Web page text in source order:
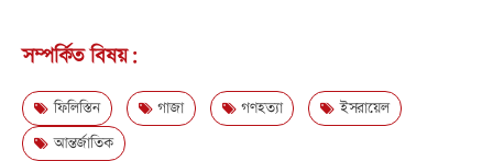
সম্পর্কিত বিষয়:
ফিলিস্তিন গাজা গণহত্যা
ইসরায়েল
আন্তর্জাতিক